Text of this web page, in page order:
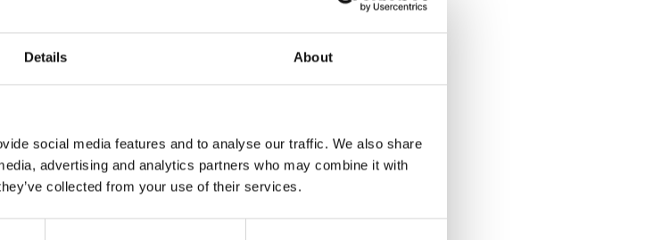
Details About
social media features and to analyse our traffic. We also share
advertising and analytics partners who may combine it with
collected from your use of their services.